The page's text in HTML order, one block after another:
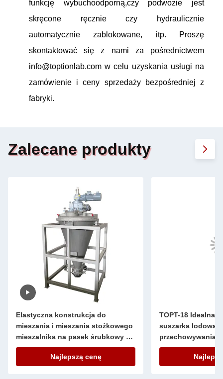
funkcję wybuchoodporną,czy podwozie jest
skręcone ręcznie czy hydraulicznie
automatycznie zablokowane, itp. Proszę
skontaktować się z nami za pośrednictwem
info@toptionlab.com w celu uzyskania usługi na
zamówienie i ceny sprzedaży bezpośredniej z
fabryki.
Zalecane produkty
Elastyczna konstrukcja do
mieszania i mieszania stożkowego
mieszalnika na pasek śrubkowy do
ogólnego sprzętu laboratoryjnego
Najlepszą cenę
TOPT-18 Idealna
suszarka lodowa
przechowywania